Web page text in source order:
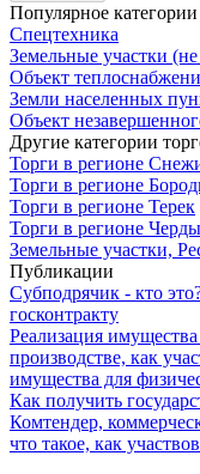
Популярное категории
Спецтехника
Земельные участки
Объект
Земли населенных
Объект
Другие категории
Торги в регионе
Торги в регионе
Торги в регионе Терек
Торги в регионе
Земельные участки,
Публикации
Субподрячик - кто
госконтракту
Реализация
производстве, как
имущества для
Как получить
Комтендер,
что такое, как